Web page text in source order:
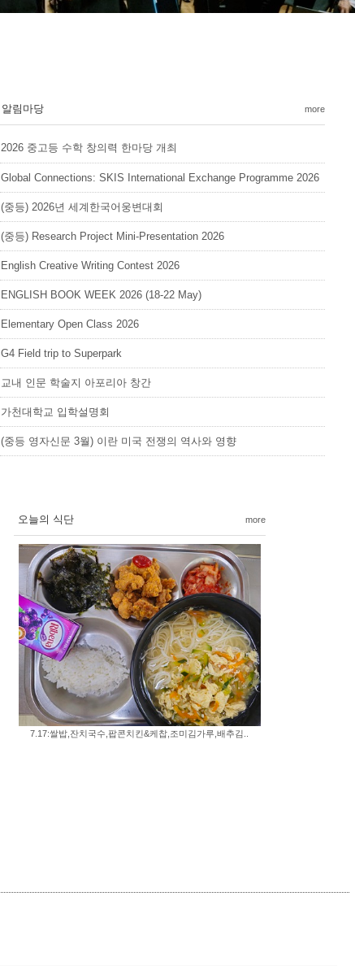
알림마당 more
2026 중고등 수학 창의력 한마당 개최
Global Connections: SKIS International Exchange Programme 2026
(중등) 2026년 세계한국어웅변대회
(중등) Research Project Mini-Presentation 2026
English Creative Writing Contest 2026
ENGLISH BOOK WEEK 2026 (18-22 May)
Elementary Open Class 2026
G4 Field trip to Superpark
교내 인문 학술지 아포리아 창간
가천대학교 입학설명회
(중등 영자신문 3월) 이란 미국 전쟁의 역사와 영향
오늘의 식단 more
7.17:쌀밥,잔치국수,팝콘치킨&케찹,조미김가루,배추김..